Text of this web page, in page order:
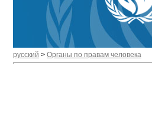
русский > Органы по правам человека